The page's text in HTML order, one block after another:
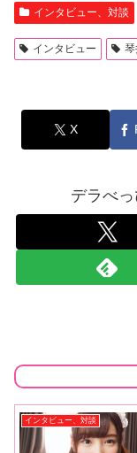
インタビュー、対談
インタビュー 琴
X
デラべ
インタビュー、対談